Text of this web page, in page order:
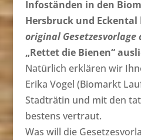
Infoständen in den
Hersbruck und Eckental
original
„Rettet die Bienen“
Natürlich erklären wir
Erika Vogel (Biomarkt
Stadträtin und mit den
bestens vertraut.
Was will die